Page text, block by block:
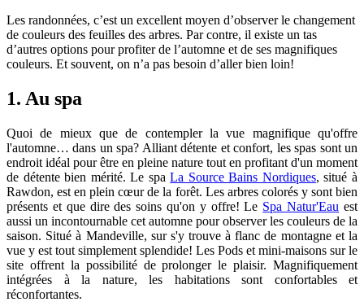
Les randonnées, c’est un excellent moyen d’observer le changement
de couleurs des feuilles des arbres. Par contre, il existe un tas
d’autres options pour profiter de l’automne et de ses magnifiques
couleurs. Et souvent, on n’a pas besoin d’aller bien loin!
1. Au spa
Quoi de mieux que de contempler la vue magnifique qu'offre
l'automne… dans un spa? Alliant détente et confort, les spas sont un
endroit idéal pour être en pleine nature tout en profitant d'un moment
de détente bien mérité. Le spaLa Source Bains Nordiques, situé à
Rawdon, est en plein cœur de la forêt. Les arbres colorés y sont bien
présents et que dire des soins qu'on y offre! Le Spa Natur'Eau est
aussi un incontournable cet automne pour observer les couleurs de la
saison. Situé à Mandeville, sur s'y trouve à flanc de montagne et la
vue y est tout simplement splendide! Les Pods et mini-maisons sur le
site offrent la possibilité de prolonger le plaisir. Magnifiquement
intégrées à la nature, les habitations sont confortables et
réconfortantes.